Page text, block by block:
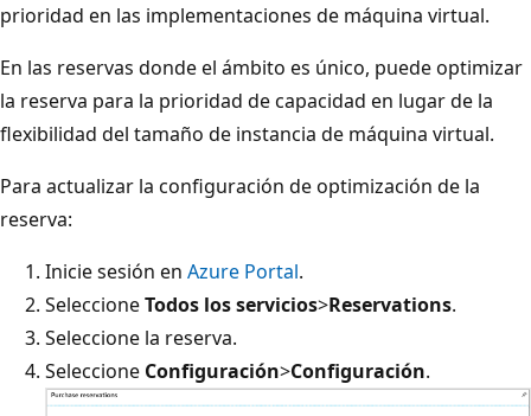
prioridad en las implementaciones de máquina virtual.
En las reservas donde el ámbito es único, puede optimizar
la reserva para la prioridad de capacidad en lugar de la
flexibilidad del tamaño de instancia de máquina virtual.
Para actualizar la configuración de optimización de la
reserva:
Inicie sesión en Azure Portal.
SeleccioneTodos los servicios>Reservations.
Seleccione la reserva.
Seleccione Configuración>Configuración.